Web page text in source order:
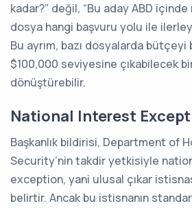
kadar?” değil, “Bu aday ABD içinde
dosya hangi başvuru yolu ile
Bu ayrım, bazı dosyalarda
$100,000 seviyesine çıkabilecek
dönüştürebilir.
National Interest
Başkanlık bildirisi, Department of
Security’nin takdir yetkisiyle
exception, yani ulusal çıkar
belirtir. Ancak bu istisnanın